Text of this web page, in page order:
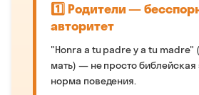
1️⃣ Родители —
авторитет
"Honra a tu padre y a tu madre"
мать) — не просто библейская
норма поведения.